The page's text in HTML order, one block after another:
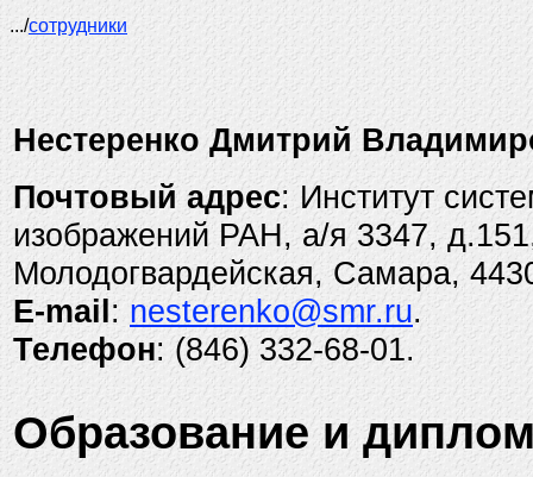
.../сотрудники
Нестеренко Дмитрий
Почтовый адрес: Институт
изображений РАН, а/я 3347,
Молодогвардейская, Самара,
E-mail: nesterenko@smr.ru.
Телефон: (846) 332-68-01.
Образование и